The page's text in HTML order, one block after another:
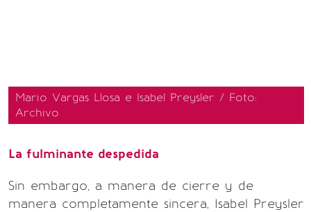
Mario Vargas Llosa e Isabel Preysler / Foto:
Archivo
La fulminante despedida
Sin embargo, a manera de cierre y de
manera completamente sincera, Isabel Preysler